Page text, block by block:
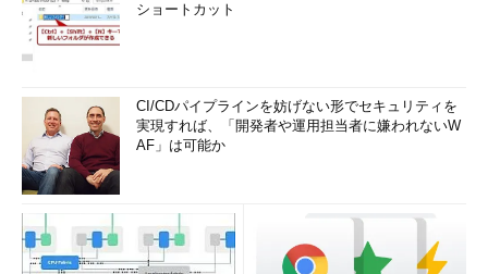
ショートカット
CI/CDパイプラインを妨げない形でセキュリティを
実現すれば、「開発者や運用担当者に嫌われないW
AF」は可能か